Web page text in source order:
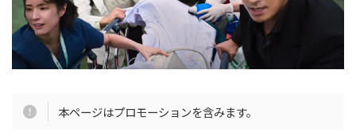
本ページはプロモーションを含みます。